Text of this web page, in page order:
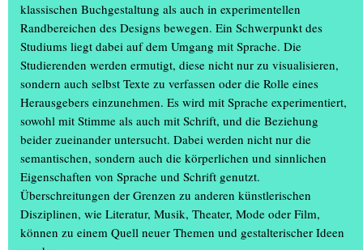
19.03.2025
klassischen Buchgestaltung als auch in experimentellen
Randbereichen des Designs bewegen. Ein Schwerpunkt des
Studiums liegt dabei auf dem Umgang mit Sprache. Die
Studierenden werden ermutigt, diese nicht nur zu visualisieren,
sondern auch selbst Texte zu verfassen oder die Rolle eines
Herausgebers einzunehmen. Es wird mit Sprache experimentiert,
sowohl mit Stimme als auch mit Schrift, und die Beziehung
beider zueinander untersucht. Dabei werden nicht nur die
semantischen, sondern auch die körperlichen und sinnlichen
Eigenschaften von Sprache und Schrift genutzt.
Überschreitungen der Grenzen zu anderen künstlerischen
Disziplinen, wie Literatur, Musik, Theater, Mode oder Film,
können zu einem Quell neuer Themen und gestalterischer Ideen